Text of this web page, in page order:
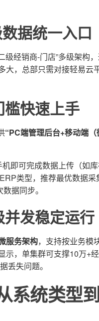
据统一入口
级经销商-门店”多级架构
大，总部只需对接轻易云
槛快速上手
“PC端管理后台+移动端
即可完成数据上传（如库
类型，推荐最优数据采
据同步。
发稳定运行
服务架构，支持按业务模
，单集群可支撑10万+
丢失问题。
系统类型